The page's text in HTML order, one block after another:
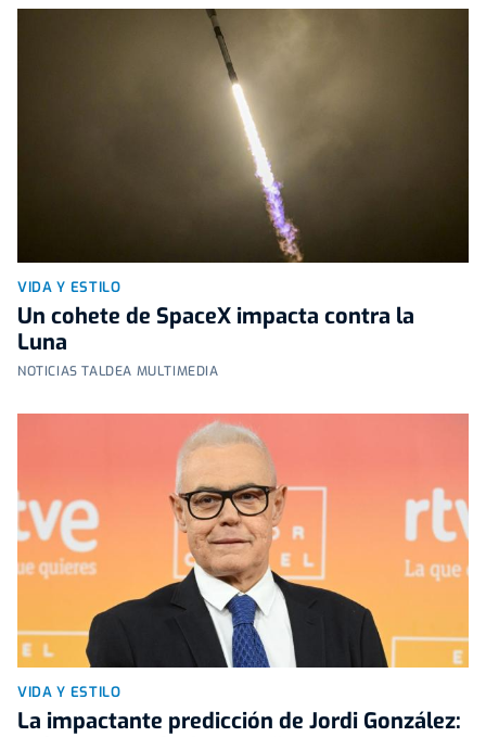
VIDA Y ESTILO
Un cohete de SpaceX impacta contra la
Luna
NOTICIAS TALDEA MULTIMEDIA
VIDA Y ESTILO
La impactante predicción de Jordi González: